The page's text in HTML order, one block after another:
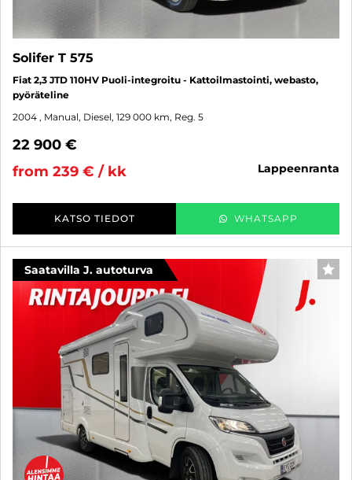
Solifer T 575
Fiat 2,3 JTD 110HV Puoli-integroitu - Kattoilmastointi, webasto,
pyöräteline
2004 , Manual, Diesel, 129 000 km, Reg. 5
22 900 €
from 239 € / kk
lappeenranta
KATSO TIEDOT WHATSAPP
Saatavilla J. autoturva